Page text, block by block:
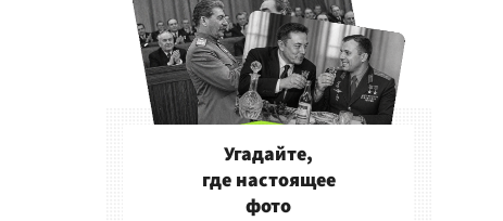
Угадайте,
где настоящее
фото